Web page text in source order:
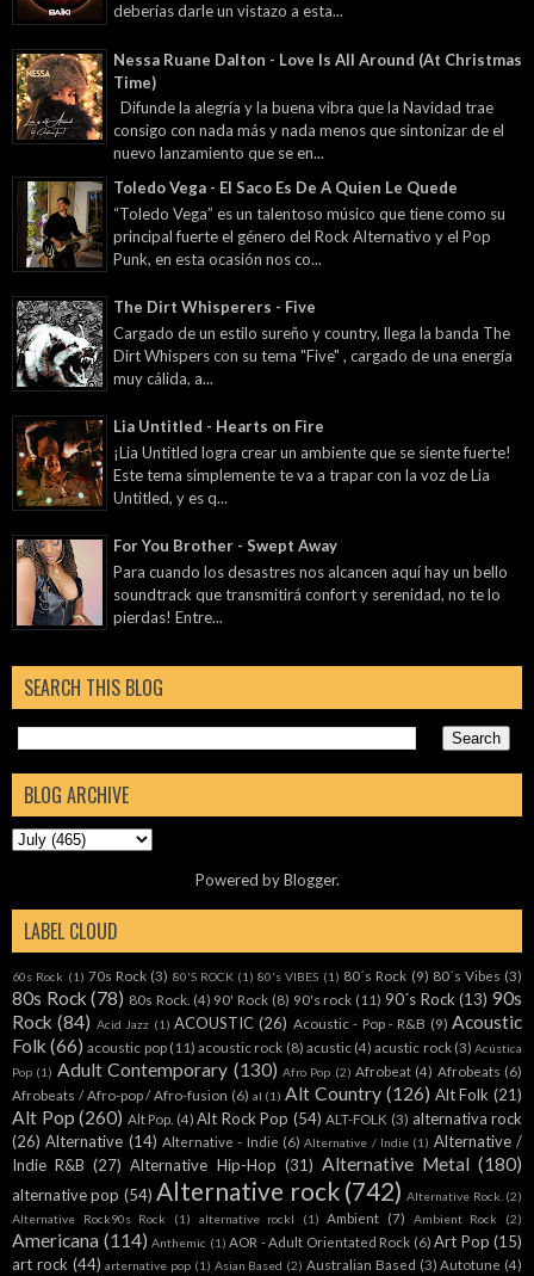
deberías darle un vistazo a esta...
Nessa Ruane Dalton - Love Is All Around (At Christmas
Time)
Difunde la alegría y la buena vibra que la Navidad trae
consigo con nada más y nada menos que sintonizar de el
nuevo lanzamiento que se en...
Toledo Vega - El Saco Es De A Quien Le Quede
“Toledo Vega” es un talentoso músico que tiene como su
principal fuerte el género del Rock Alternativo y el Pop
Punk, en esta ocasión nos co...
The Dirt Whisperers - Five
Cargado de un estilo sureño y country, llega la banda The
Dirt Whispers con su tema "Five" , cargado de una energía
muy cálida, a...
Lia Untitled - Hearts on Fire
¡Lia Untitled logra crear un ambiente que se siente fuerte!
Este tema simplemente te va a trapar con la voz de Lia
Untitled, y es q...
For You Brother - Swept Away
Para cuando los desastres nos alcancen aquí hay un bello
soundtrack que transmitirá confort y serenidad, no te lo
pierdas! Entre...
SEARCH THIS BLOG
BLOG ARCHIVE
Powered byBlogger.
LABEL CLOUD
60s Rock (1) 70s Rock (3) 80'S ROCK (1) 80's VIBES (1) 80´s Rock (9) 80´s Vibes (3)
80s Rock (78) 80s Rock. (4) 90' Rock (8) 90's rock (11) 90´s Rock (13) 90s
Rock (84) Acid Jazz (1) ACOUSTIC (26) Acoustic - Pop - R&B (9) Acoustic
Folk (66) acoustic pop (11) acoustic rock (8) acustic (4) acustic rock (3) Acústica
Pop (1) Adult Contemporary (130) Afro Pop (2) Afrobeat (4) Afrobeats (6)
Afrobeats / Afro-pop / Afro-fusion (6) al (1) Alt Country (126) Alt Folk (21)
Alt Pop (260) Alt Pop. (4) Alt Rock Pop (54) ALT-FOLK (3) alternativa rock
(26) Alternative (14) Alternative - Indie (6) Alternative / Indie (1) Alternative /
Indie R&B (27) Alternative Hip-Hop (31) Alternative Metal (180)
alternative pop (54) Alternative rock (742) Alternative Rock. (2)
Alternative Rock90s Rock
(1) alternative rockl (1) Ambient (7) Ambient Rock (2)
Americana (114) Anthemic (1) AOR - Adult Orientated Rock (6) Art Pop (15)
art rock (44) arternative pop (1) Asian Based (2) Australian Based (3) Autotune (4)